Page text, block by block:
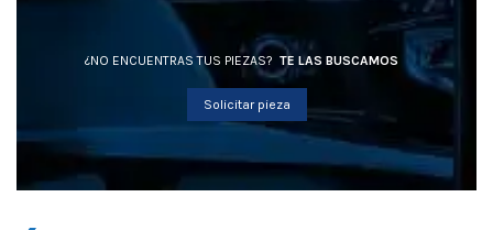
¿NO ENCUENTRAS TUS PIEZAS? TE LAS BUSCAMOS
Solicitar pieza